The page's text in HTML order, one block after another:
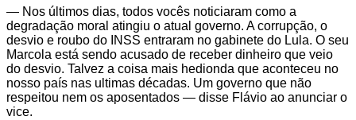
— Nos últimos dias, todos vocês noticiaram como a
degradação moral atingiu o atual governo. A corrupção, o
desvio e roubo do INSS entraram no gabinete do Lula. O seu
Marcola está sendo acusado de receber dinheiro que veio
do desvio. Talvez a coisa mais hedionda que aconteceu no
nosso país nas ultimas décadas. Um governo que não
respeitou nem os aposentados — disse Flávio ao anunciar o
vice.